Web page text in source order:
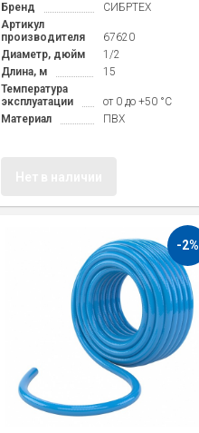
Бренд
СИБРТЕХ
Артикул
производителя
67620
Диаметр, дюйм
1/2
Длина, м
15
Температура
эксплуатации
от 0 до +50 °С
Материал
ПВХ
-2%